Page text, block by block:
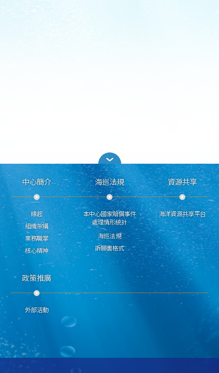
中心簡介
緣起
組織架構
業務職掌
核心精神
海巡法規
本中心國家賠償事件
處理情形統計
海巡法規
訴願書格式
資源共享
海洋資源共享平台
政策推廣
外部活動